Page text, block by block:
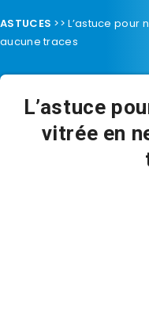
ASTUCES >>L’astuce pour
aucune traces
L’astuce
vitrée en